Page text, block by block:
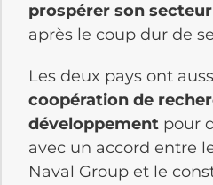
prospérer son
après le coup dur de
Les deux pays ont
coopération de
développement pour
avec un accord entre
Naval Group et le